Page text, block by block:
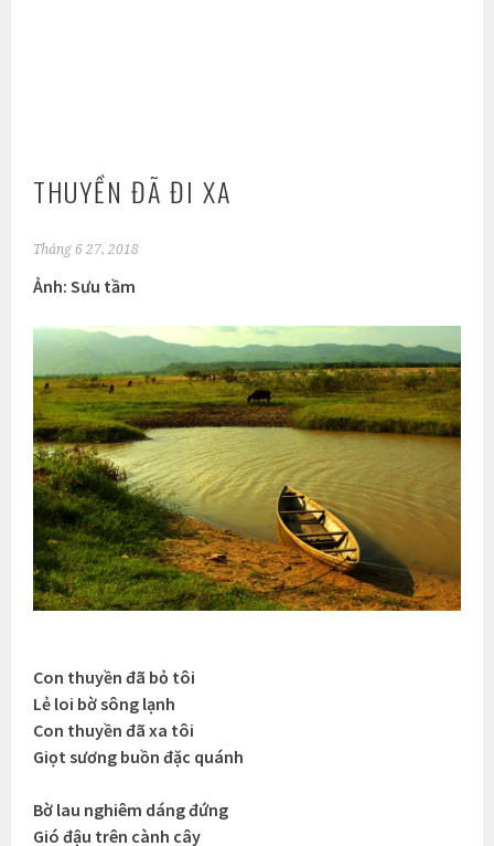
THUYỀN ĐÃ ĐI XA
Tháng 6 27, 2018
Ảnh: Sưu tầm
Con thuyền đã bỏ tôi
Lẻ loi bờ sông lạnh
Con thuyền đã xa tôi
Giọt sương buồn đặc quánh
Bờ lau nghiêm dáng đứng
Gió đậu trên cành cây